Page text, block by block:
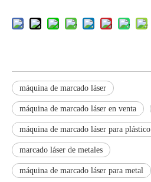
máquina de marcado láser
máquina de marcado láser en venta
máquina de marcado láser para plástico
marcado láser de metales
máquina de marcado láser para metal